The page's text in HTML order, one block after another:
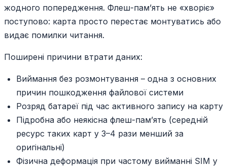
жодного попередження. Флеш-пам’ять не «хворіє»
поступово: карта просто перестає монтуватись або
видає помилки читання.
Поширені причини втрати даних:
Виймання без розмонтування – одна з основних
причин пошкодження файлової системи
Розряд батареї під час активного запису на карту
Підробна або неякісна флеш-пам’ять (середній
ресурс таких карт у 3–4 рази менший за
оригінальні)
Фізична деформація при частому вийманні SIM у